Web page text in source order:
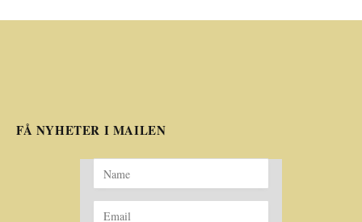
FÅ NYHETER I MAILEN